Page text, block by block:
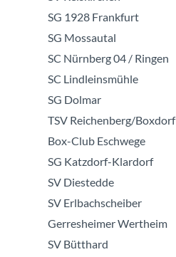
SG 1928 Frankfurt
SG Mossautal
SC Nürnberg 04 / Ringen
SC Lindleinsmühle
SG Dolmar
TSV Reichenberg/Boxdorf
Box-Club Eschwege
SG Katzdorf-Klardorf
SV Diestedde
SV Erlbachscheiber
Gerresheimer Wertheim
SV Bütthard